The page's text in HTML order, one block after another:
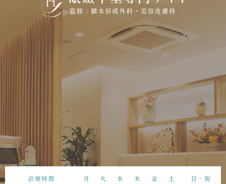
診療時間 月 火 水 木 金 土 日・祝